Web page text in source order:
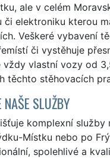
ale v celém
či elektroniku kterou
Veškeré vybavení
či vystěhuje
vždy vlastní vozy od
těchto stěhovacích
SLUŽBY
komplexní
Místku nebo po
spolehlivé a